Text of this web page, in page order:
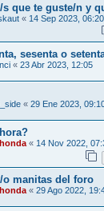
que te guste/n y
« 14 Sep 2023, 06:20
sesenta o
« 23 Abr 2023, 12:05
« 29 Ene 2023,
« 14 Nov 2022,
o manitas del foro
« 29 Ago 2022,